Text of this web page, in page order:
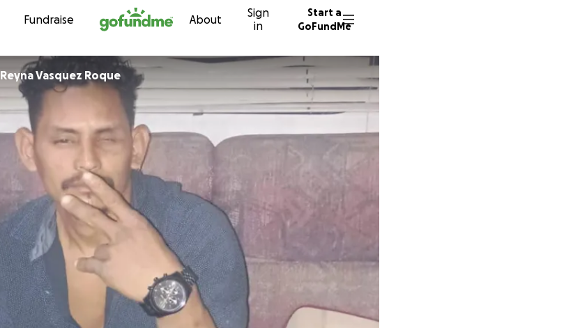
Skip to content
Fundraise About
Sign
in
Start a
GoFundMe
Reyna Vasquez Roque